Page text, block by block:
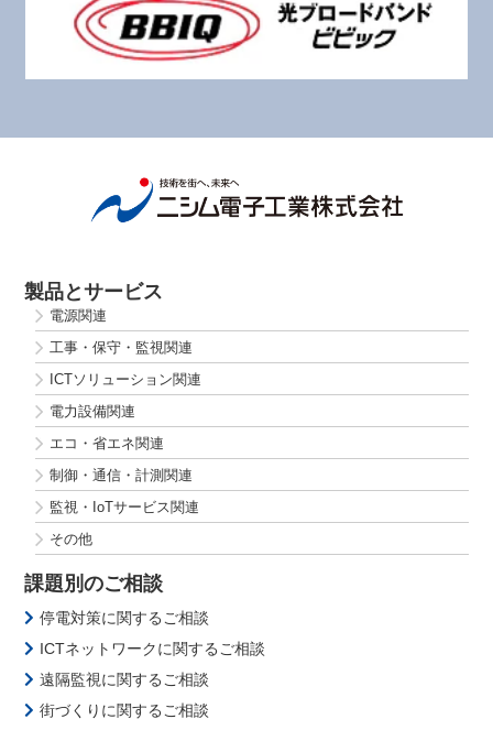
製品とサービス
電源関連
工事・保守・監視関連
ICTソリューション関連
電力設備関連
エコ・省エネ関連
制御・通信・計測関連
監視・IoTサービス関連
その他
課題別のご相談
停電対策に関するご相談
ICTネットワークに関するご相談
遠隔監視に関するご相談
街づくりに関するご相談